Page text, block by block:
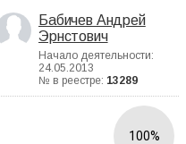
Бабичев Андрей
Эрнстович
Начало деятельности:
24.05.2013
№ в реестре: 13289
100%